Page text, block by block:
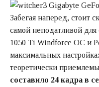
Забегая наперед, стоит
самой неподатливой
1050 Ti Windforce OC и
максимальных
теоретически
составило 24 кадра в